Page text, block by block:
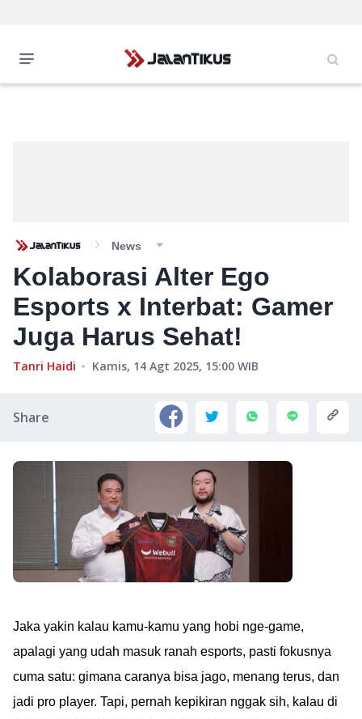
News
Kolaborasi Alter Ego
Esports x Interbat: Gamer
Juga Harus Sehat!
Tanri Haidi Kamis, 14 Agt 2025, 15:00 WIB
Share
Jaka yakin kalau kamu-kamu yang hobi nge-game,
apalagi yang udah masuk ranah esports, pasti fokusnya
cuma satu: gimana caranya bisa jago, menang terus, dan
jadi pro player. Tapi, pernah kepikiran nggak sih, kalau di